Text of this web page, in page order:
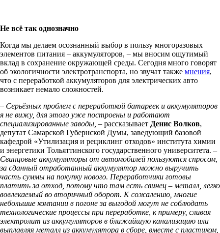
Не всё так однозначно
Когда мы делаем осознанный выбор в пользу многоразовых
элементов питания – аккумуляторов, – мы вносим ощутимый
вклад в сохранение окружающей среды. Сегодня много говорят
об экологичности электротранспорта, но звучат также мнения,
что с переработкой аккумуляторов для электрических авто
возникает немало сложностей.
– Серьёзных проблем с переработкой батареек и аккумуляторов
я не вижу, для этого уже построены и работают
специализированные заводы, – рассказывает Денис Волков,
депутат Самарской Губернской Думы, заведующий базовой
кафедрой «Утилизация и рециклинг отходов» института химии
и энергетики Тольяттинского государственного университета. –
Свинцовые аккумуляторы от автомобилей пользуются спросом,
за сданный отработанный аккумулятор можно выручить
часть суммы на покупку нового. Переработчики готовы
платить за отход, потому что там есть свинец – металл, легко
вовлекаемый во вторичный оборот. К сожалению, многие
небольшие компании в погоне за выгодой могут не соблюдать
технологические процессы при переработке, к примеру, сливая
электролит из аккумуляторов в ближайшую канализацию или
выплавляя металл из аккумулятора в сборе, вместе с пластиком,